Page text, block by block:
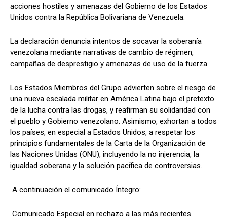
acciones hostiles y amenazas del Gobierno de los Estados
Unidos contra la República Bolivariana de Venezuela.
La declaración denuncia intentos de socavar la soberanía
venezolana mediante narrativas de cambio de régimen,
campañas de desprestigio y amenazas de uso de la fuerza.
Los Estados Miembros del Grupo advierten sobre el riesgo de
una nueva escalada militar en América Latina bajo el pretexto
de la lucha contra las drogas, y reafirman su solidaridad con
el pueblo y Gobierno venezolano. Asimismo, exhortan a todos
los países, en especial a Estados Unidos, a respetar los
principios fundamentales de la Carta de la Organización de
las Naciones Unidas (ONU), incluyendo la no injerencia, la
igualdad soberana y la solución pacífica de controversias.
A continuación el comunicado Íntegro:
Comunicado Especial en rechazo a las más recientes